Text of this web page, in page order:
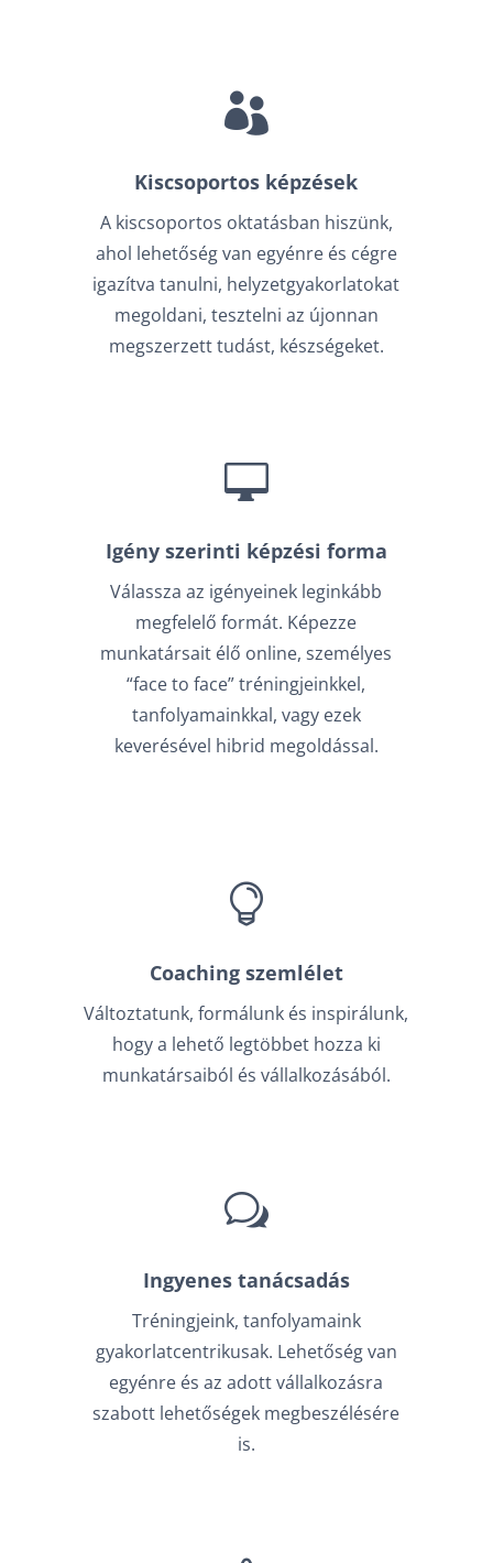

Kiscsoportos képzések
A kiscsoportos oktatásban hiszünk,
ahol lehetőség van egyénre és cégre
igazítva tanulni, helyzetgyakorlatokat
megoldani, tesztelni az újonnan
megszerzett tudást, készségeket.

Igény szerinti képzési forma
Válassza az igényeinek leginkább
megfelelő formát. Képezze
munkatársait élő online, személyes
“face to face” tréningjeinkkel,
tanfolyamainkkal, vagy ezek
keverésével hibrid megoldással.

Coaching szemlélet
Változtatunk, formálunk és inspirálunk,
hogy a lehető legtöbbet hozza ki
munkatársaiból és vállalkozásából.
w
Ingyenes tanácsadás
Tréningjeink, tanfolyamaink
gyakorlatcentrikusak. Lehetőség van
egyénre és az adott vállalkozásra
szabott lehetőségek megbeszélésére
is.